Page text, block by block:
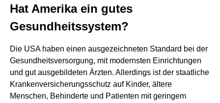
Hat Amerika ein gutes
Gesundheitssystem?
Die USA haben einen ausgezeichneten Standard bei der
Gesundheitsversorgung, mit modernsten Einrichtungen
und gut ausgebildeten Ärzten. Allerdings ist der staatliche
Krankenversicherungsschutz auf Kinder, ältere
Menschen, Behinderte und Patienten mit geringem